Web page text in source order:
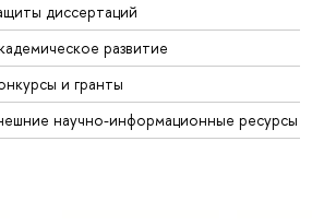
диссертаций
развитие
и гранты
научно-информационные ресурсы